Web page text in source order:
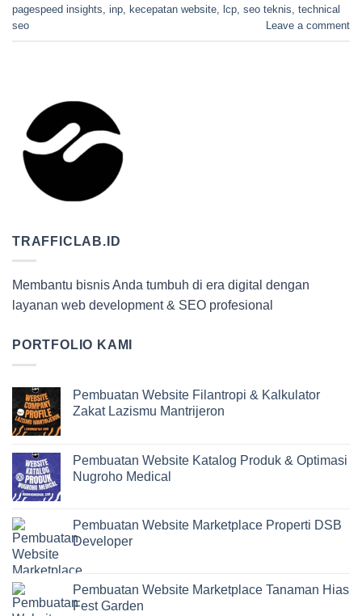
pagespeed insights inp kecepatan website lcp seo teknis technical
seo
Leave a comment
TRAFFICLAB.ID
Membantu bisnis Anda tumbuh di era digital dengan
layanan web development & SEO profesional
PORTFOLIO KAMI
Pembuatan Website Filantropi & Kalkulator
Zakat Lazismu Mantrijeron
Pembuatan Website Katalog Produk & Optimasi
Nugroho Medical
Pembuatan Website Marketplace Properti DSB
Developer
Pembuatan Website Marketplace Tanaman Hias
Fest Garden